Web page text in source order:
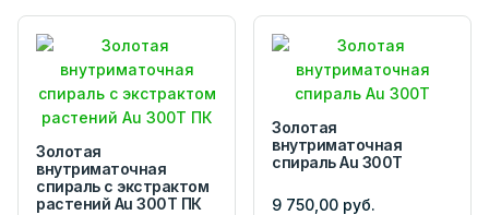
Золотая
внутриматочная
спираль с экстрактом
растений Au 300Т ПК
Золотая
внутриматочная
спираль Au 300Т
9 750,00 руб.